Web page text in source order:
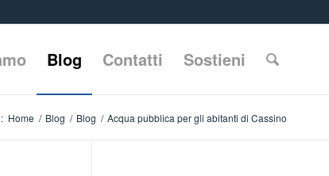
Blog Contatti Sostieni
Home / Blog / Blog / Acqua pubblica per gli abitanti di Cassino